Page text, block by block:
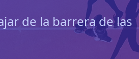
de la barrera de las